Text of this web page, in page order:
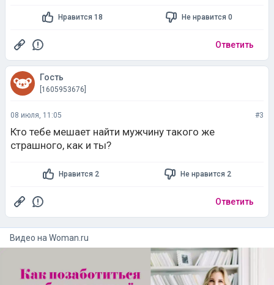
Нравится 18 Не нравится 0
Ответить
Гость
[1605953676]
08 июля, 11:05 #3
Кто тебе мешает найти мужчину такого же
страшного, как и ты?
Нравится 2 Не нравится 2
Ответить
Видео на woman.ru